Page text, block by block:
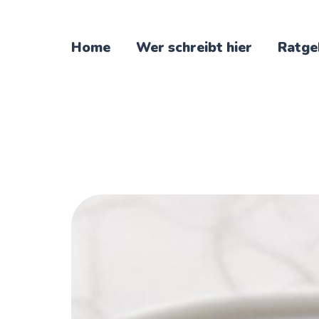
Home Wer schreibt hier